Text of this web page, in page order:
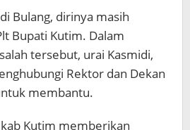
Bulang, dirinya masih
Bupati Kutim. Dalam
tersebut, urai Kasmidi,
Rektor dan Dekan
membantu.
Kutim memberikan